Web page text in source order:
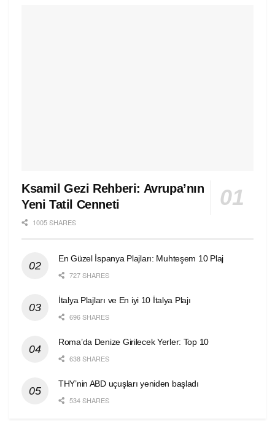
Ksamil Gezi Rehberi: Avrupa’nın
Yeni Tatil Cenneti
1005 SHARES
En Güzel İspanya Plajları: Muhteşem 10 Plaj
727 SHARES
İtalya Plajları ve En iyi 10 İtalya Plajı
696 SHARES
Roma’da Denize Girilecek Yerler: Top 10
638 SHARES
THY’nin ABD uçuşları yeniden başladı
534 SHARES